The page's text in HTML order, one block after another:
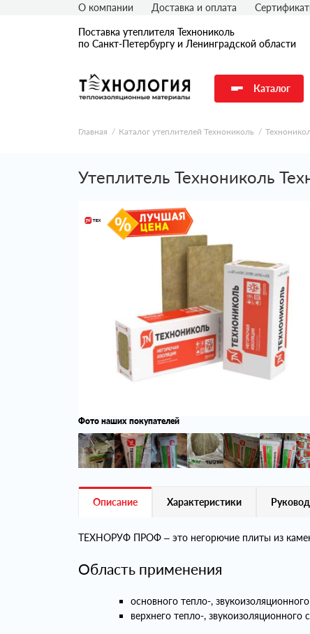
Поставка утеплителя Технониколь
по Санкт-Петербургу и Ленинградской области
Каталог
О компании Доставка и оплата
Главная Каталог утеплителей Технониколь
Утеплитель Технониколь
Фото наших покупателей
Описание Характеристики
ТЕХНОРУФ ПРОФ – это негорючие плиты из
Область применения
основного тепло-,
верхнего тепло-,